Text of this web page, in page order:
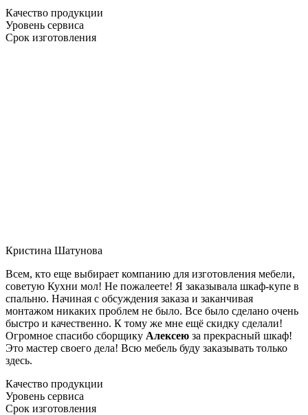
Качество продукции
Уровень сервиса
Срок изготовления
Кристина Шатунова
Всем, кто еще выбирает компанию для изготовления мебели,
советую Кухни мол! Не пожалеете! Я заказывала шкаф-купе в
спальню. Начиная с обсуждения заказа и заканчивая
монтажом никаких проблем не было. Все было сделано очень
быстро и качественно. К тому же мне ещё скидку сделали!
Огромное спасибо сборщику Алексею за прекрасный шкаф!
Это мастер своего дела! Всю мебель буду заказывать только
здесь.
Качество продукции
Уровень сервиса
Срок изготовления